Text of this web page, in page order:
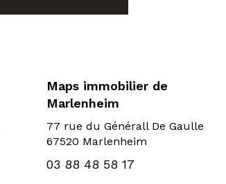
Maps immobilier de
Marlenheim
77 rue du Générall De Gaulle
67520 Marlenheim
03 88 48 58 17